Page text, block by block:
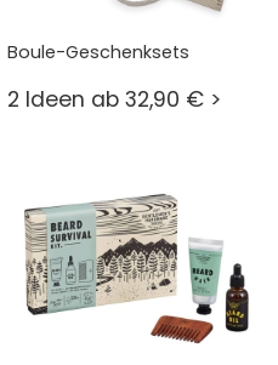
Boule-Geschenksets
2 Ideen ab 32,90 € >